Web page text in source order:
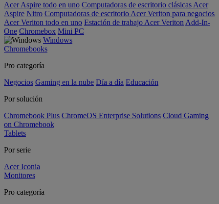
Acer Aspire todo en uno Computadoras de escritorio clásicas Acer
Aspire Nitro Computadoras de escritorio Acer Veriton para negocios
Acer Veriton todo en uno Estación de trabajo Acer Veriton Add-In-
One Chromebox Mini PC
Windows
Chromebooks
Pro categoría
Negocios Gaming en la nube Día a día Educación
Por solución
Chromebook Plus ChromeOS Enterprise Solutions Cloud Gaming
on Chromebook
Tablets
Por serie
Acer Iconia
Monitores
Pro categoría